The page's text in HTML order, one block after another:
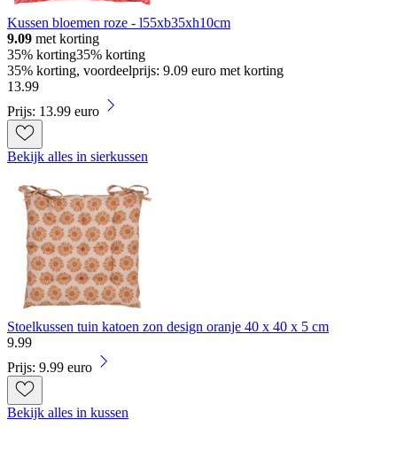
Kussen bloemen roze - l55xb35xh10cm
9.09 met korting
35% korting35% korting
35% korting, voordeelprijs: 9.09 euro met korting
13.99
Prijs: 13.99 euro
Bekijk alles in sierkussen
Stoelkussen tuin katoen zon design oranje 40 x 40 x 5 cm
9.99
Prijs: 9.99 euro
Bekijk alles in kussen